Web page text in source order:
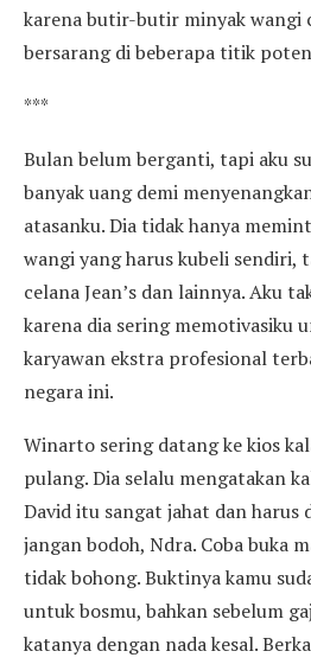
karena butir-butir minyak wangi
bersarang di beberapa titik
***
Bulan belum berganti, tapi aku
banyak uang demi
atasanku. Dia tidak hanya
wangi yang harus kubeli sendiri,
celana Jean’s dan lainnya. Aku
karena dia sering memotivasiku
karyawan ekstra profesional
negara ini.
Winarto sering datang ke kios
pulang. Dia selalu mengatakan
David itu sangat jahat dan harus
jangan bodoh, Ndra. Coba buka
tidak bohong. Buktinya kamu
untuk bosmu, bahkan sebelum
katanya dengan nada kesal.